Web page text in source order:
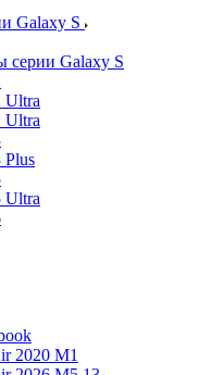
Galaxy S
серии Galaxy S
Ultra
Ultra
Plus
Ultra
2020 M1